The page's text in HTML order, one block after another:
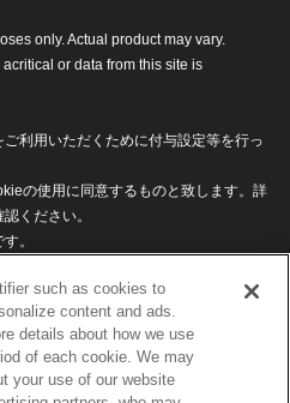
only. Actual product may vary.
or data from this site is
利用いただくために付与設定等を行っ
の使用に同意するものと致します。詳
認ください。
。
Do Not Sell or Share My
Personal Information
such as cookies to
content and ads.
details about how we use
of each cookie. We may
your use of our website